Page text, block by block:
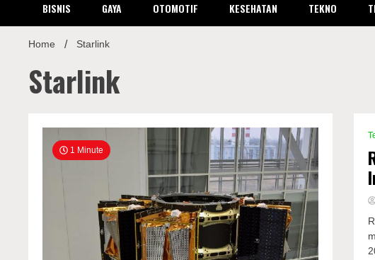
BISNIS GAYA OTOMOTIF KESEHATAN TEKNO
Home Starlink
Starlink
1 Minute